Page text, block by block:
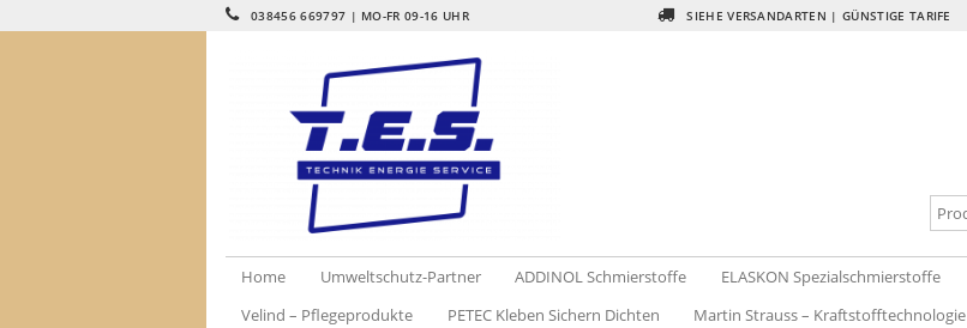
038456 669797 | MO-FR 09-16 UHR SIEHE VERSANDARTEN | GÜNSTIGE TARIFE
Home Umweltschutz-Partner ADDINOL Schmierstoffe ELASKON Spezialschmierstoffe
Velind – Pflegeprodukte
PETEC Kleben Sichern Dichten Martin Strauss – Kraftstofftechnologie